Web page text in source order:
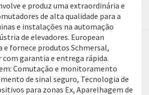
e produz uma extraordinária e
de alta qualidade para a
e instalações na automação
de elevadores. European
e fornece produtos Schmersal,
com garantia e entrega rápida.
Comutação e monitoramento
de sinal seguro, Tecnologia de
para zonas Ex, Aparelhagem de